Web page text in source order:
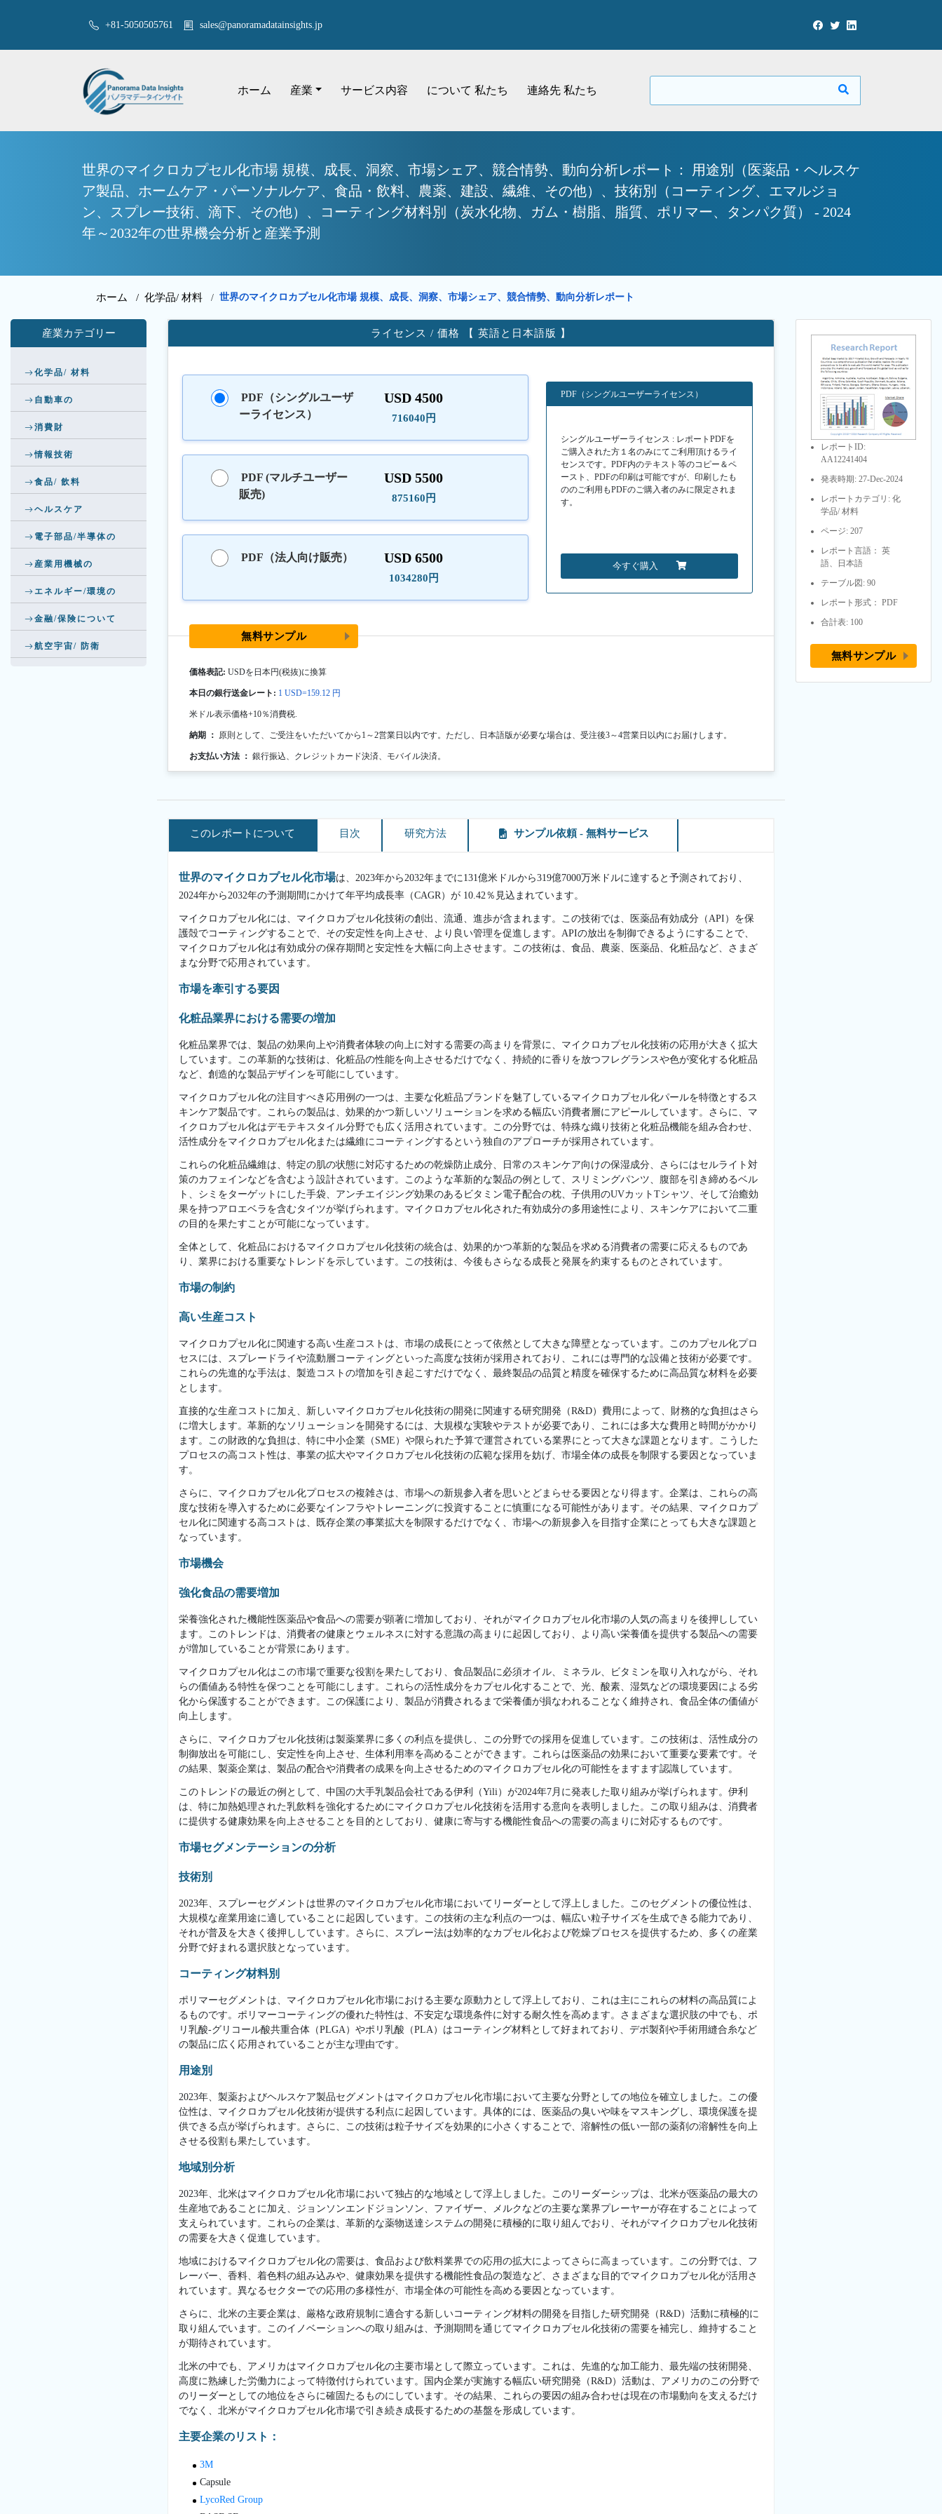
+81-5050505761 sales@panoramadatainsights.jp
ホーム 産業 サービス内容 について 私たち 連絡先 私たち
世界のマイクロカプセル化市場 規模、成長、洞察、市場シェア、競合情勢、動向分析レポート： 用途別（医薬品・ヘルスケ
ア製品、ホームケア・パーソナルケア、食品・飲料、農薬、建設、繊維、その他）、技術別（コーティング、エマルジョ
ン、スプレー技術、滴下、その他）、コーティング材料別（炭水化物、ガム・樹脂、脂質、ポリマー、タンパク質） - 2024
年～2032年の世界機会分析と産業予測
ホーム / 化学品/ 材料 / 世界のマイクロカプセル化市場 規模、成長、洞察、市場シェア、競合情勢、動向分析レポート
産業カテゴリー
化学品/ 材料
自動車の
消費財
情報技術
食品/ 飲料
ヘルスケア
電子部品/半導体の
産業用機械の
エネルギー/環境の
金融/保険について
航空宇宙/ 防衛
ライセンス / 価格 【 英語と日本語版 】
PDF（シングルユーザ
ーライセンス）
USD 4500
716040円
PDF (マルチユーザー
販売)
USD 5500
875160円
PDF（法人向け販売） USD 6500
1034280円
PDF（シングルユーザーライセンス）
シングルユーザーライセンス : レポートPDFを
ご購入された方１名のみにてご利用頂けるライ
センスです。PDF内のテキスト等のコピー＆ペ
ースト、PDFの印刷は可能ですが、印刷したも
ののご利用もPDFのご購入者のみに限定されま
す。
今すぐ購入
無料サンプル
価格表記: USDを日本円(税抜)に換算
本日の銀行送金レート: 1 USD=159.12 円
米ドル表示価格+10％消費税.
納期 ： 原則として、ご受注をいただいてから1～2営業日以内です。ただし、日本語版が必要な場合は、受注後3～4営業日以内にお届けします。
お支払い方法 ： 銀行振込、クレジットカード決済、モバイル決済。
このレポートについて 目次 研究方法 サンプル依頼 - 無料サービス
世界のマイクロカプセル化市場は、2023年から2032年までに131億米ドルから319億7000万米ドルに達すると予測されており、
2024年から2032年の予測期間にかけて年平均成長率（CAGR）が 10.42％見込まれています。
マイクロカプセル化には、マイクロカプセル化技術の創出、流通、進歩が含まれます。この技術では、医薬品有効成分（API）を保
護殻でコーティングすることで、その安定性を向上させ、より良い管理を促進します。APIの放出を制御できるようにすることで、
マイクロカプセル化は有効成分の保存期間と安定性を大幅に向上させます。この技術は、食品、農薬、医薬品、化粧品など、さまざ
まな分野で応用されています。
市場を牽引する要因
化粧品業界における需要の増加
化粧品業界では、製品の効果向上や消費者体験の向上に対する需要の高まりを背景に、マイクロカプセル化技術の応用が大きく拡大
しています。この革新的な技術は、化粧品の性能を向上させるだけでなく、持続的に香りを放つフレグランスや色が変化する化粧品
など、創造的な製品デザインを可能にしています。
マイクロカプセル化の注目すべき応用例の一つは、主要な化粧品ブランドを魅了しているマイクロカプセル化パールを特徴とするス
キンケア製品です。これらの製品は、効果的かつ新しいソリューションを求める幅広い消費者層にアピールしています。さらに、マ
イクロカプセル化はデモテキスタイル分野でも広く活用されています。この分野では、特殊な織り技術と化粧品機能を組み合わせ、
活性成分をマイクロカプセル化または繊維にコーティングするという独自のアプローチが採用されています。
これらの化粧品繊維は、特定の肌の状態に対応するための乾燥防止成分、日常のスキンケア向けの保湿成分、さらにはセルライト対
策のカフェインなどを含むよう設計されています。このような革新的な製品の例として、スリミングパンツ、腹部を引き締めるベル
ト、シミをターゲットにした手袋、アンチエイジング効果のあるビタミン電子配合の枕、子供用のUVカットTシャツ、そして治癒効
果を持つアロエベラを含むタイツが挙げられます。マイクロカプセル化された有効成分の多用途性により、スキンケアにおいて二重
の目的を果たすことが可能になっています。
全体として、化粧品におけるマイクロカプセル化技術の統合は、効果的かつ革新的な製品を求める消費者の需要に応えるものであ
り、業界における重要なトレンドを示しています。この技術は、今後もさらなる成長と発展を約束するものとされています。
市場の制約
高い生産コスト
マイクロカプセル化に関連する高い生産コストは、市場の成長にとって依然として大きな障壁となっています。このカプセル化プロ
セスには、スプレードライや流動層コーティングといった高度な技術が採用されており、これには専門的な設備と技術が必要です。
これらの先進的な手法は、製造コストの増加を引き起こすだけでなく、最終製品の品質と精度を確保するために高品質な材料を必要
とします。
直接的な生産コストに加え、新しいマイクロカプセル化技術の開発に関連する研究開発（R&D）費用によって、財務的な負担はさら
に増大します。革新的なソリューションを開発するには、大規模な実験やテストが必要であり、これには多大な費用と時間がかかり
ます。この財政的な負担は、特に中小企業（SME）や限られた予算で運営されている業界にとって大きな課題となります。こうした
プロセスの高コスト性は、事業の拡大やマイクロカプセル化技術の広範な採用を妨げ、市場全体の成長を制限する要因となっていま
す。
さらに、マイクロカプセル化プロセスの複雑さは、市場への新規参入者を思いとどまらせる要因となり得ます。企業は、これらの高
度な技術を導入するために必要なインフラやトレーニングに投資することに慎重になる可能性があります。その結果、マイクロカプ
セル化に関連する高コストは、既存企業の事業拡大を制限するだけでなく、市場への新規参入を目指す企業にとっても大きな課題と
なっています。
市場機会
強化食品の需要増加
栄養強化された機能性医薬品や食品への需要が顕著に増加しており、それがマイクロカプセル化市場の人気の高まりを後押ししてい
ます。このトレンドは、消費者の健康とウェルネスに対する意識の高まりに起因しており、より高い栄養価を提供する製品への需要
が増加していることが背景にあります。
マイクロカプセル化はこの市場で重要な役割を果たしており、食品製品に必須オイル、ミネラル、ビタミンを取り入れながら、それ
らの価値ある特性を保つことを可能にします。これらの活性成分をカプセル化することで、光、酸素、湿気などの環境要因による劣
化から保護することができます。この保護により、製品が消費されるまで栄養価が損なわれることなく維持され、食品全体の価値が
向上します。
さらに、マイクロカプセル化技術は製薬業界に多くの利点を提供し、この分野での採用を促進しています。この技術は、活性成分の
制御放出を可能にし、安定性を向上させ、生体利用率を高めることができます。これらは医薬品の効果において重要な要素です。そ
の結果、製薬企業は、製品の配合や消費者の成果を向上させるためのマイクロカプセル化の可能性をますます認識しています。
このトレンドの最近の例として、中国の大手乳製品会社である伊利（Yili）が2024年7月に発表した取り組みが挙げられます。伊利
は、特に加熱処理された乳飲料を強化するためにマイクロカプセル化技術を活用する意向を表明しました。この取り組みは、消費者
に提供する健康効果を向上させることを目的としており、健康に寄与する機能性食品への需要の高まりに対応するものです。
市場セグメンテーションの分析
技術別
2023年、スプレーセグメントは世界のマイクロカプセル化市場においてリーダーとして浮上しました。このセグメントの優位性は、
大規模な産業用途に適していることに起因しています。この技術の主な利点の一つは、幅広い粒子サイズを生成できる能力であり、
それが普及を大きく後押ししています。さらに、スプレー法は効率的なカプセル化および乾燥プロセスを提供するため、多くの産業
分野で好まれる選択肢となっています。
コーティング材料別
ポリマーセグメントは、マイクロカプセル化市場における主要な原動力として浮上しており、これは主にこれらの材料の高品質によ
るものです。ポリマーコーティングの優れた特性は、不安定な環境条件に対する耐久性を高めます。さまざまな選択肢の中でも、ポ
リ乳酸-グリコール酸共重合体（PLGA）やポリ乳酸（PLA）はコーティング材料として好まれており、デポ製剤や手術用縫合糸など
の製品に広く応用されていることが主な理由です。
用途別
2023年、製薬およびヘルスケア製品セグメントはマイクロカプセル化市場において主要な分野としての地位を確立しました。この優
位性は、マイクロカプセル化技術が提供する利点に起因しています。具体的には、医薬品の臭いや味をマスキングし、環境保護を提
供できる点が挙げられます。さらに、この技術は粒子サイズを効果的に小さくすることで、溶解性の低い一部の薬剤の溶解性を向上
させる役割も果たしています。
地域別分析
2023年、北米はマイクロカプセル化市場において独占的な地域として浮上しました。このリーダーシップは、北米が医薬品の最大の
生産地であることに加え、ジョンソンエンドジョンソン、ファイザー、メルクなどの主要な業界プレーヤーが存在することによって
支えられています。これらの企業は、革新的な薬物送達システムの開発に積極的に取り組んでおり、それがマイクロカプセル化技術
の需要を大きく促進しています。
地域におけるマイクロカプセル化の需要は、食品および飲料業界での応用の拡大によってさらに高まっています。この分野では、フ
レーバー、香料、着色料の組み込みや、健康効果を提供する機能性食品の製造など、さまざまな目的でマイクロカプセル化が活用さ
れています。異なるセクターでの応用の多様性が、市場全体の可能性を高める要因となっています。
さらに、北米の主要企業は、厳格な政府規制に適合する新しいコーティング材料の開発を目指した研究開発（R&D）活動に積極的に
取り組んでいます。このイノベーションへの取り組みは、予測期間を通じてマイクロカプセル化技術の需要を補完し、維持すること
が期待されています。
北米の中でも、アメリカはマイクロカプセル化の主要市場として際立っています。これは、先進的な加工能力、最先端の技術開発、
高度に熟練した労働力によって特徴付けられています。国内企業が実施する幅広い研究開発（R&D）活動は、アメリカのこの分野で
のリーダーとしての地位をさらに確固たるものにしています。その結果、これらの要因の組み合わせは現在の市場動向を支えるだけ
でなく、北米がマイクロカプセル化市場で引き続き成長するための基盤を形成しています。
主要企業のリスト：
3M
Capsule
LycoRed Group
レポートID:
AA12241404
発表時期: 27-Dec-2024
レポートカテゴリ: 化
学品/ 材料
ページ: 207
レポート言語： 英
語、日本語
テーブル図: 90
レポート形式： PDF
合計表: 100
無料サンプル